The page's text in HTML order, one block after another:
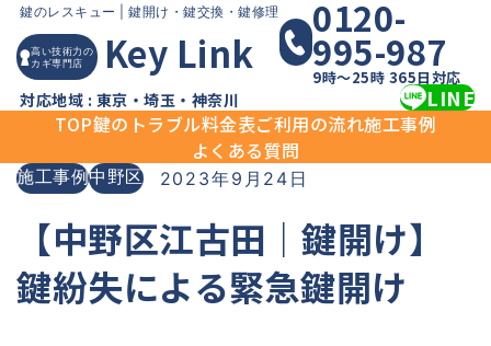
Skip
to
content
鍵のレスキュー | 鍵開け・鍵交換・鍵修理
高い技術力の
カギ専門店
Key Link
対応地域 : 東京・埼玉・神奈川
0120-
995-987
9時〜25時 365日対応
LINE
TOP鍵のトラブル料金表ご利用の流れ施工事例
よくある質問
施工事例中野区 2023年9月24日
【中野区江古田｜鍵開け】
鍵紛失による緊急鍵開け